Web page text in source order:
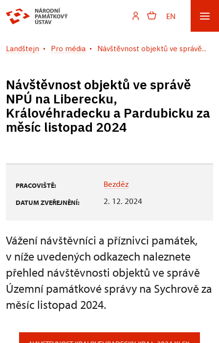
EN
Landštejn Pro média Návštěvnost objektů ve správě...
Návštěvnost objektů ve správě
NPÚ na Liberecku,
Královéhradecku a Pardubicku za
měsíc listopad 2024
PRACOVIŠTĚ: Bezděz
DATUM ZVEŘEJNĚNÍ: 2. 12. 2024
Vážení návštěvníci a příznivci památek,
v níže uvedených odkazech naleznete
přehled návštěvnosti objektů ve správě
Územní památkové správy na Sychrově za
měsíc listopad 2024.